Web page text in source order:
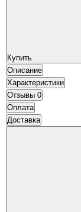
Купить
Описание
Характеристики
Отзывы 0
Оплата
Доставка